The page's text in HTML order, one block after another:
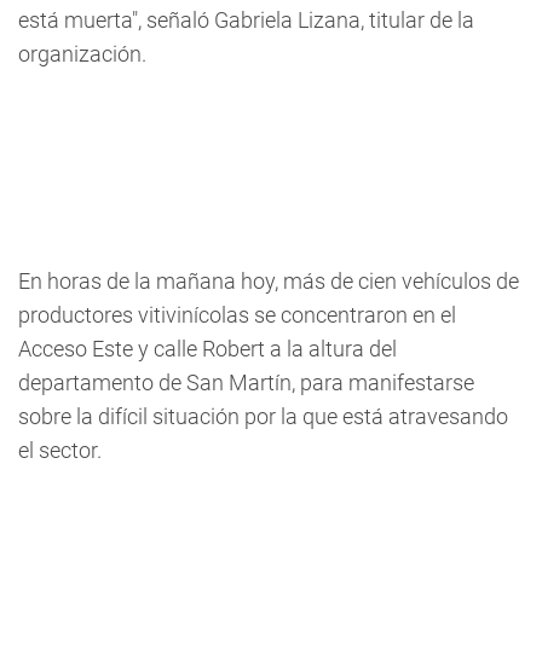
está muerta", señaló Gabriela Lizana, titular de la
organización.
En horas de la mañana hoy, más de cien vehículos de
productores vitivinícolas se concentraron en el
Acceso Este y calle Robert a la altura del
departamento de San Martín, para manifestarse
sobre la difícil situación por la que está atravesando
el sector.